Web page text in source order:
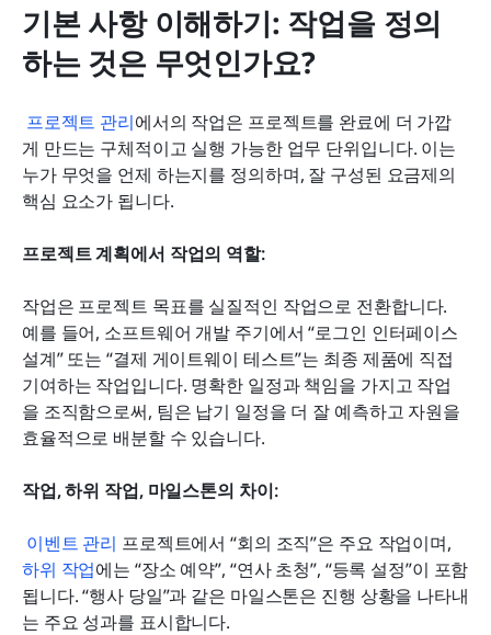
기본 사항 이해하기: 작업을 정의
하는 것은 무엇인가요?
프로젝트 관리에서의 작업은 프로젝트를 완료에 더 가깝
게 만드는 구체적이고 실행 가능한 업무 단위입니다. 이는
누가 무엇을 언제 하는지를 정의하며, 잘 구성된 요금제의
핵심 요소가 됩니다.
프로젝트 계획에서 작업의 역할:
작업은 프로젝트 목표를 실질적인 작업으로 전환합니다.
예를 들어, 소프트웨어 개발 주기에서 “로그인 인터페이스
설계” 또는 “결제 게이트웨이 테스트”는 최종 제품에 직접
기여하는 작업입니다. 명확한 일정과 책임을 가지고 작업
을 조직함으로써, 팀은 납기 일정을 더 잘 예측하고 자원을
효율적으로 배분할 수 있습니다.
작업, 하위 작업, 마일스톤의 차이:
이벤트 관리
하위 작업에는 “장소 예약”, “연사 초청”, “등록 설정”이 포함
됩니다. “행사 당일”과 같은 마일스톤은 진행 상황을 나타내
는 주요 성과를 표시합니다.